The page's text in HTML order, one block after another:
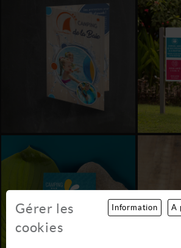
A
Information
Gérer les
cookies